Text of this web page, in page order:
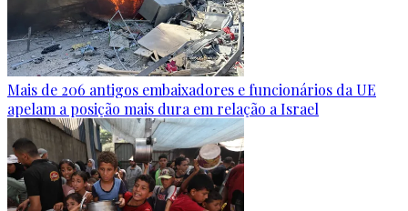
Mais de 206 antigos embaixadores e funcionários da UE
apelam a posição mais dura em relação a Israel